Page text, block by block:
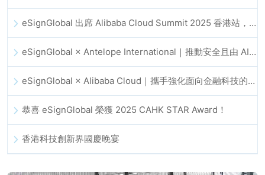
eSignGlobal 出席 Alibaba Cloud Summit 2025 香港站，推動 AI 驅動的雲端創新與數位信任發展
eSignGlobal × Antelope International｜推動安全且由 AI 驅動的數位化工作流程
eSignGlobal × Alibaba Cloud｜攜手強化面向金融科技的全球數位信任
恭喜 eSignGlobal 榮獲 2025 CAHK STAR Award！
香港科技創新界國慶晚宴